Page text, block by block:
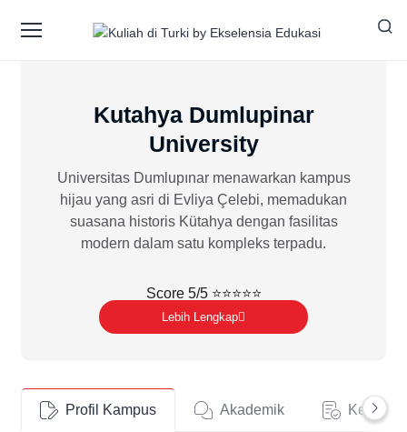
Kutahya Dumlupinar
University
Universitas Dumlupınar menawarkan kampus
hijau yang asri di Evliya Çelebi, memadukan
suasana historis Kütahya dengan fasilitas
modern dalam satu kompleks terpadu.
Score 5/5 ⭐⭐⭐⭐⭐
Lebih Lengkap
Profil Kampus Akademik